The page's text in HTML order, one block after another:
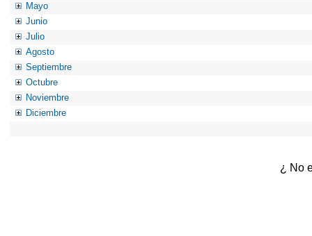
Mayo
Junio
Julio
Agosto
Septiembre
Octubre
Noviembre
Diciembre
¿ No